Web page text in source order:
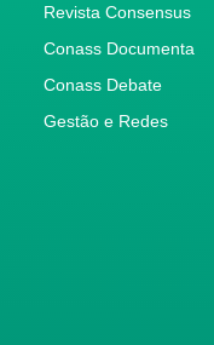
Revista Consensus
Conass Documenta
Conass Debate
Gestão e Redes